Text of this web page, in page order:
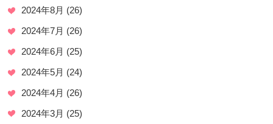
2024年8月 (26)
2024年7月 (26)
2024年6月 (25)
2024年5月 (24)
2024年4月 (26)
2024年3月 (25)